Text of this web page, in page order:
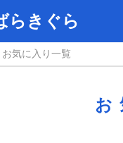
らきぐら
お気に入り一覧
お